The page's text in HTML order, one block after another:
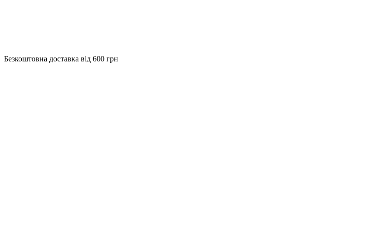
Безкоштовна доставка від 600 грн